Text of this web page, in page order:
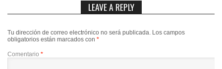
LEAVE A REPLY
Tu dirección de correo electrónico no será publicada. Los campos
obligatorios están marcados con *
Comentario *